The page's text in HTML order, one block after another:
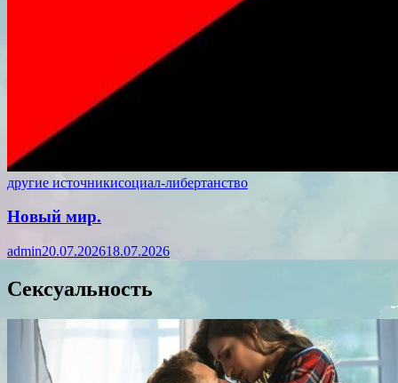
другие источникисоциал-либертанство
Новый мир.
admin20.07.202618.07.2026
Сексуальность